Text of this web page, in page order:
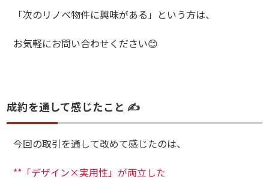
「次のリノベ物件に興味がある」という方は、
お気軽にお問い合わせください😊
成約を通して感じたこと ✍️
今回の取引を通して改めて感じたのは、
**「デザイン×実用性」が両立した